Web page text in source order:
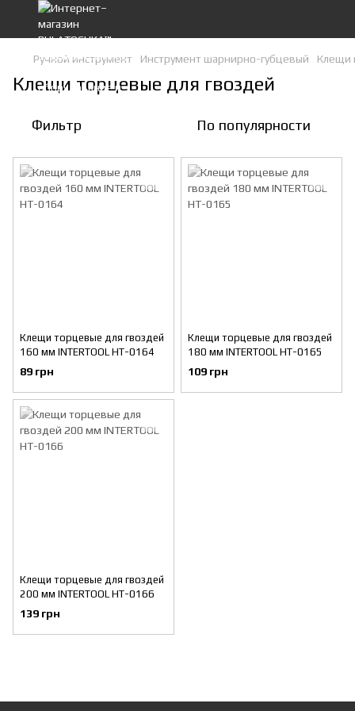
Ручной инструмент Инструмент шарнирно-губцевый Клещи
Клещи торцевые для гвоздей
Фильтр По популярности
Клещи торцевые для гвоздей
160 мм INTERTOOL HT-0164
89 грн
Клещи торцевые для гвоздей
180 мм INTERTOOL HT-0165
109 грн
Клещи торцевые для гвоздей
200 мм INTERTOOL HT-0166
139 грн